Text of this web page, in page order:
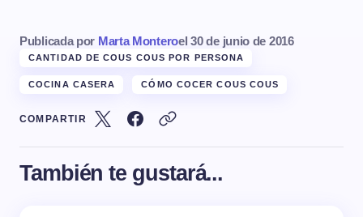
Publicada por Marta Monteroel 30 de junio de 2016
CANTIDAD DE COUS COUS POR PERSONA
COCINA CASERA CÓMO COCER COUS COUS
COMPARTIR
También te gustará...